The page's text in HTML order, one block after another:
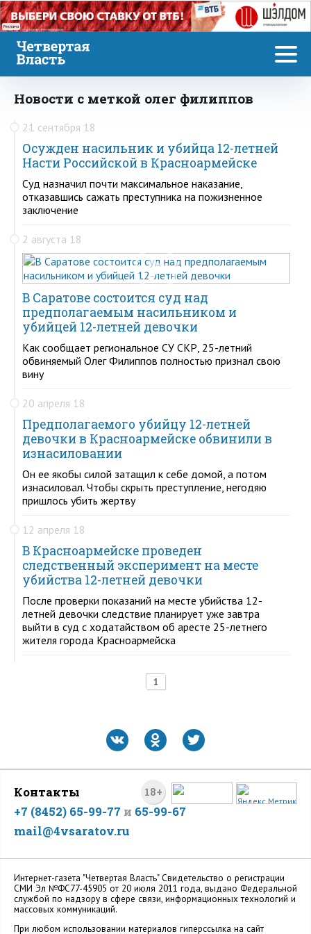
Реклама
Новости с меткой олег филиппов
21 сентября 18
Осужден насильник и убийца 12-летней
Насти Российской в Красноармейске
Суд назначил почти максимальное наказание,
отказавшись сажать преступника на пожизненное
заключение
2 августа 18
В Саратове состоится суд над
предполагаемым насильником и
убийцей 12-летней девочки
Как сообщает региональное СУ СКР, 25-летний
обвиняемый Олег Филиппов полностью признал свою
вину
20 апреля 18
Предполагаемого убийцу 12-летней
девочки в Красноармейске обвинили в
изнасиловании
Он ее якобы силой затащил к себе домой, а потом
изнасиловал. Чтобы скрыть преступление, негодяю
пришлось убить жертву
12 апреля 18
В Красноармейске проведен
следственный эксперимент на месте
убийства 12-летней девочки
После проверки показаний на месте убийства 12-
летней девочки следствие планирует уже завтра
выйти в суд с ходатайством об аресте 25-летнего
жителя города Красноармейска
1
18+
Контакты
+7 (8452) 65-99-77 и 65-99-67
mail@4vsaratov.ru
Интернет-газета "Четвертая Власть" Cвидетельство о регистрации
СМИ Эл №ФС77-45905 от 20 июля 2011 года, выдано Федеральной
службой по надзору в сфере связи, информационных технологий и
массовых коммуникаций.
При любом использовании материалов гиперссылка на сайт